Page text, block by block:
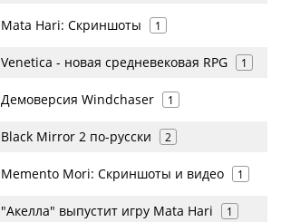
Mata Hari: Скриншоты 1
Venetica - новая средневековая RPG 1
Демоверсия Windchaser 1
Black Mirror 2 по-русски 2
Memento Mori: Скриншоты и видео 1
"Акелла" выпустит игру Mata Hari 1